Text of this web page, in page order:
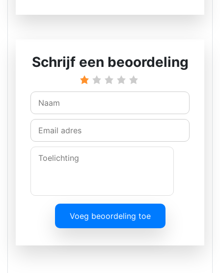
Schrijf een beoordeling
Voeg beoordeling toe